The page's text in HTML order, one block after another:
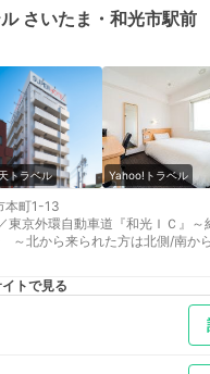
さいたま・和光市駅前
トラベル Yahoo!トラベル
本町1-13
東京外環自動車道『和光ＩＣ』
～北から来られた方は北側/南か
車以外／ 東京メトロ丸ノ内線⇒
線準急
光市
場11台 完全予約制 1泊1,000円
致します。※2021年9月1日より新
車不可となりますので、近隣コイ
致します満車の場合は近隣のコイ
トで見る